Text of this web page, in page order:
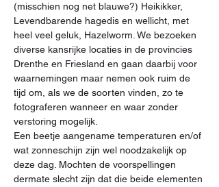
(misschien nog net blauwe?) Heikikker,
Levendbarende hagedis en wellicht, met
heel veel geluk, Hazelworm. We bezoeken
diverse kansrijke locaties in de provincies
Drenthe en Friesland en gaan daarbij voor
waarnemingen maar nemen ook ruim de
tijd om, als we de soorten vinden, zo te
fotograferen wanneer en waar zonder
verstoring mogelijk.
Een beetje aangename temperaturen en/of
wat zonneschijn zijn wel noodzakelijk op
deze dag. Mochten de voorspellingen
dermate slecht zijn dat die beide elementen